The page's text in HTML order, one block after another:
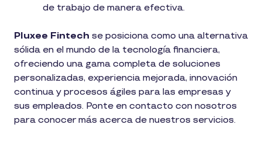
de trabajo de manera efectiva.
Pluxee Fintech se posiciona como una alternativa
sólida en el mundo de la tecnología financiera,
ofreciendo una gama completa de soluciones
personalizadas, experiencia mejorada, innovación
continua y procesos ágiles para las empresas y
sus empleados. Ponte en contacto con nosotros
para conocer más acerca de nuestros servicios.